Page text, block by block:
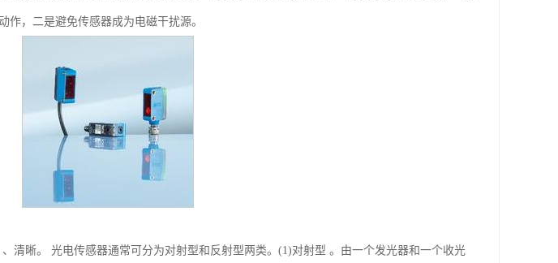
，二是避免传感器成为电磁干扰源。
清晰。 光电传感器通常可分为对射型和反射型两类。(1)对射型 。由一个发光器和一个收光